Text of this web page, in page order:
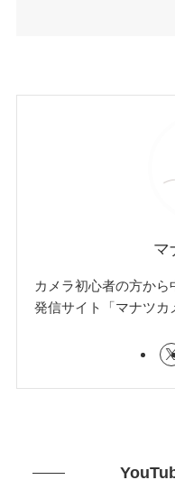
マ
カメラ初心者の方か
発信サイト「マナツカ